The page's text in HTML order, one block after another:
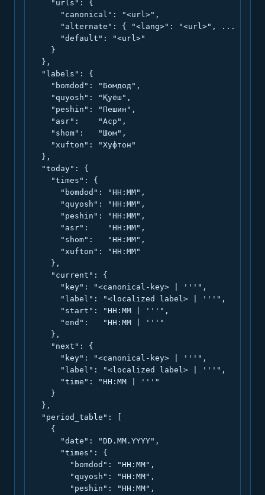
    "urls": {
      "canonical": "<url>",
      "alternate": { "<lang>": "<url>", ... },
      "default": "<url>"
    }
  },
  "labels": {
    "bomdod": "Бомдод",
    "quyosh": "Қуёш",
    "peshin": "Пешин",
    "asr":    "Аср",
    "shom":   "Шом",
    "xufton": "Хуфтон"
  },
  "today": {
    "times": {
      "bomdod": "HH:MM",
      "quyosh": "HH:MM",
      "peshin": "HH:MM",
      "asr":    "HH:MM",
      "shom":   "HH:MM",
      "xufton": "HH:MM"
    },
    "current": {
      "key": "<canonical-key> | '''",
      "label": "<localized label> | '''",
      "start": "HH:MM | '''",
      "end":   "HH:MM | '''"
    },
    "next": {
      "key": "<canonical-key> | '''",
      "label": "<localized label> | '''",
      "time": "HH:MM | '''"
    }
  },
  "period_table": [
    {
      "date": "DD.MM.YYYY",
      "times": {
        "bomdod": "HH:MM",
        "quyosh": "HH:MM",
        "peshin": "HH:MM",